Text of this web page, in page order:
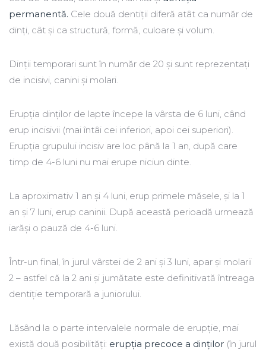
permanentă. Cele două dentiții diferă atât ca număr de
dinți, cât și ca structură, formă, culoare și volum.
Dinții temporari sunt în număr de 20 și sunt reprezentați
de incisivi, canini și molari.
Erupția dinților de lapte începe la vârsta de 6 luni, când
erup incisivii (mai întâi cei inferiori, apoi cei superiori).
Erupția grupului incisiv are loc până la 1 an, după care
timp de 4-6 luni nu mai erupe niciun dinte.
La aproximativ 1 an și 4 luni, erup primele măsele, și la 1
an și 7 luni, erup caninii. După această perioadă urmează
iarăși o pauză de 4-6 luni.
Într-un final, în jurul vârstei de 2 ani și 3 luni, apar și molarii
2 – astfel că la 2 ani și jumătate este definitivată întreaga
dentiție temporară a juniorului.
Lăsând la o parte intervalele normale de erupție, mai
există două posibilități: erupția precoce a dinților (în jurul